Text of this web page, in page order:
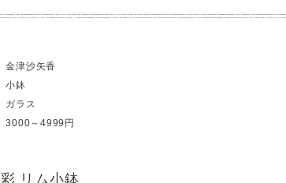
金津沙矢香
小鉢
ガラス
3000～4999円
リム小鉢